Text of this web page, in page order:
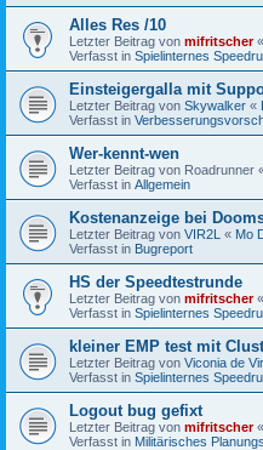
Alles Res /10
Letzter Beitrag von mifritscher«
Verfasst in Spielinternes
Einsteigergalla mit
Letzter Beitrag von Skywalker «
Verfasst in
Wer-kennt-wen
Letzter Beitrag von Roadrunner
Verfasst in Allgemein
Kostenanzeige bei
Letzter Beitrag von VIR2L « Mo
Verfasst in Bugreport
HS der Speedtestrunde
Letzter Beitrag von mifritscher«
Verfasst in Spielinternes
kleiner EMP test mit
Letzter Beitrag von Viconia de Vir
Verfasst in Spielinternes
Logout bug gefixt
Letzter Beitrag von mifritscher«
Verfasst in Militärisches